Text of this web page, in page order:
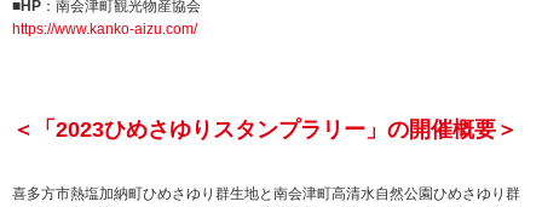
■HP ：南会津町観光物産協会
https://www.kanko-aizu.com/
＜「2023ひめさゆりスタンプラリー」の開催概要＞
喜多方市熱塩加納町ひめさゆり群生地と南会津町高清水自然公園ひめさゆり群